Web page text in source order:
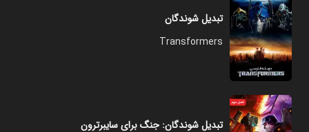
تبدیل شوندگان
Transformers
تبدیل شوندگان: جنگ برای سایبرترون